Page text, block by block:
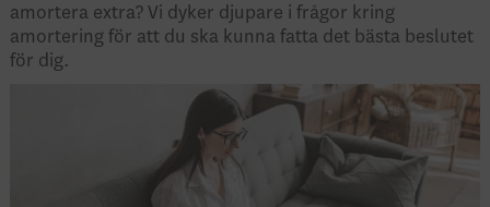
amortera extra? Vi dyker djupare i frågor kring
amortering för att du ska kunna fatta det bästa beslutet
för dig.